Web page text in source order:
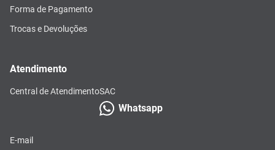
Forma de Pagamento
Trocas e Devoluções
Atendimento
Central de AtendimentoSAC
Whatsapp
E-mail